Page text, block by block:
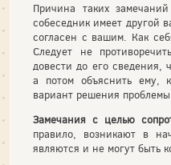
Причина таких
собесед­ник имеет другой
согласен с ва­шим. Как
Следует не
довести до его сведения,
а потом объяснить ему,
вариант решения
Замечания с целью
правило, возникают в
являются и не могут быть